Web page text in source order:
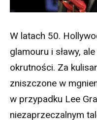
W latach 50.
glamouru i sławy,
okrutności. Za
zniszczone w
w przypadku Lee
niezaprzeczalnym